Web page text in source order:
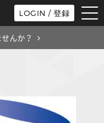
LOGIN / 登録
んか？